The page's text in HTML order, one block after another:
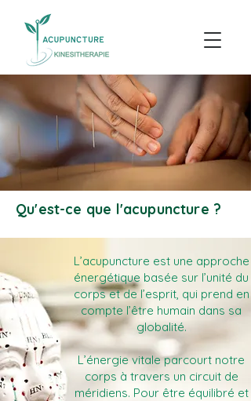
Qu'est-ce que l'acupuncture ?
L’acupuncture est une approche
énergétique basée sur l’unité du
corps et de l’esprit, qui prend en
compte l’être humain dans sa
globalité.
L’énergie vitale parcourt notre
corps à travers un circuit de
méridiens. Pour être équilibré et